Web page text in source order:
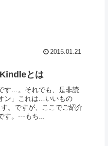
2015.01.21
とは
す…。それでも、是非読
ン」これは…いいもの
。ですが、ここでご紹介
す。---もち...